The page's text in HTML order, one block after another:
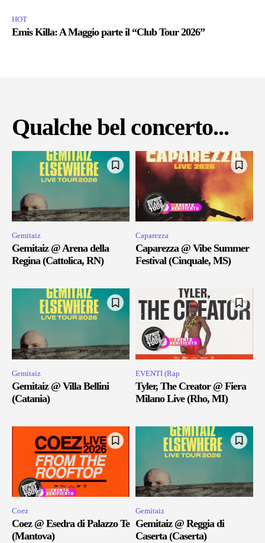
HOT
Emis Killa: A Maggio parte il “Club Tour 2026”
Qualche bel concerto...
Gemitaiz
Gemitaiz @ Arena della
Regina (Cattolica, RN)
Caparezza
Caparezza @ Vibe Summer
Festival (Cinquale, MS)
Gemitaiz
Gemitaiz @ Villa Bellini
(Catania)
EVENTI (Rap
Tyler, The Creator @ Fiera
Milano Live (Rho, MI)
Coez
Coez @ Esedra di Palazzo Te
(Mantova)
Gemitaiz
Gemitaiz @ Reggia di
Caserta (Caserta)